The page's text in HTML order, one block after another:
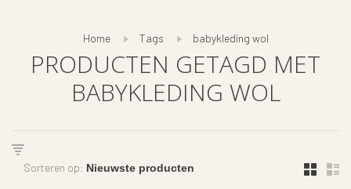
Home Tags babykleding wol
PRODUCTEN GETAGD MET
BABYKLEDING WOL
Sorteren op: